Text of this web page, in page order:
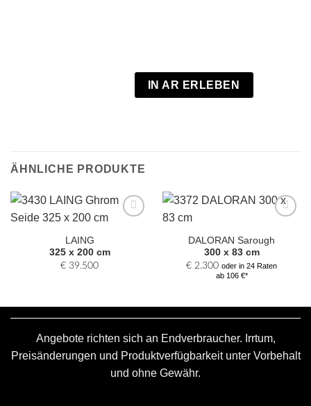
IN AR ERLEBEN
ÄHNLICHE PRODUKTE
LAING
325 x 200 cm
€ 39.500
Auswahl
hinzufügen
DALORAN Sarough
300 x 83 cm
€ 2.300 oder in 24 Raten
ab 106 €*
Angebote richten sich an Endverbraucher. Irrtum,
Preisänderungen und Produktverfügbarkeit unter Vorbehalt
und ohne Gewähr.